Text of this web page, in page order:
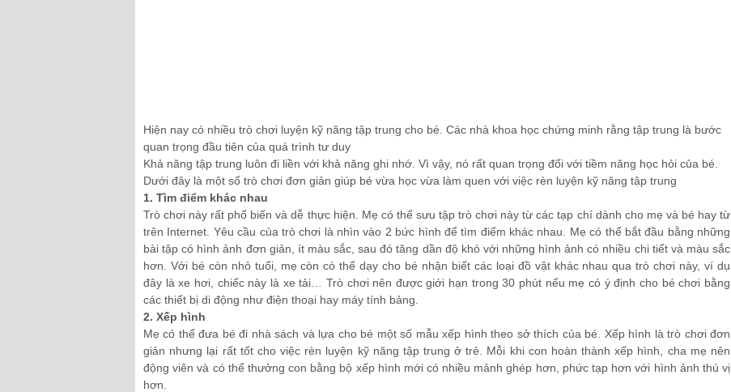
Hiện nay có nhiều trò chơi luyện kỹ năng tập trung cho bé. Các nhà khoa học chứng minh rằng tập trung là bước
quan trọng đầu tiên của quá trình tư duy
Khả năng tập trung luôn đi liền với khả năng ghi nhớ. Vì vậy, nó rất quan trọng đối với tiềm năng học hỏi của bé.
Dưới đây là một số trò chơi đơn giản giúp bé vừa học vừa làm quen với việc rèn luyện kỹ năng tập trung
1. Tìm điểm khác nhau
Trò chơi này rất phổ biến và dễ thực hiện. Mẹ có thể sưu tập trò chơi này từ các tạp chí dành cho mẹ và bé hay từ
trên Internet. Yêu cầu của trò chơi là nhìn vào 2 bức hình để tìm điểm khác nhau. Mẹ có thể bắt đầu bằng những
bài tập có hình ảnh đơn giản, ít màu sắc, sau đó tăng dần độ khó với những hình ảnh có nhiều chi tiết và màu sắc
hơn. Với bé còn nhỏ tuổi, mẹ còn có thể dạy cho bé nhận biết các loại đồ vật khác nhau qua trò chơi này, ví dụ
đây là xe hơi, chiếc này là xe tải… Trò chơi nên được giới hạn trong 30 phút nếu mẹ có ý định cho bé chơi bằng
các thiết bị di động như điện thoại hay máy tính bảng.
2. Xếp hình
Mẹ có thể đưa bé đi nhà sách và lựa cho bé một số mẫu xếp hình theo sở thích của bé. Xếp hình là trò chơi đơn
giản nhưng lại rất tốt cho việc rèn luyện kỹ năng tập trung ở trẻ. Mỗi khi con hoàn thành xếp hình, cha mẹ nên
động viên và có thể thưởng con bằng bộ xếp hình mới có nhiều mảnh ghép hơn, phức tạp hơn với hình ảnh thú vị
hơn.